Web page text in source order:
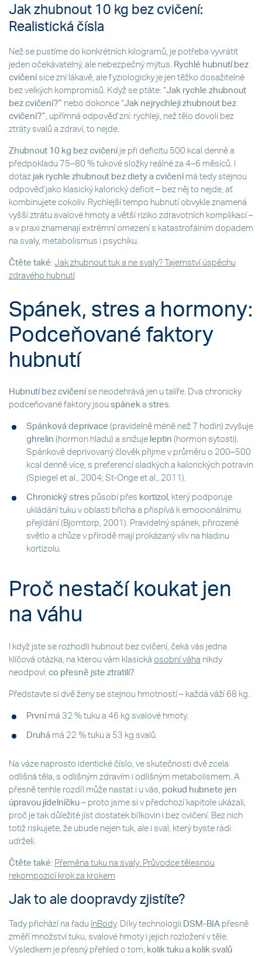
Jak zhubnout 10 kg bez cvičení:
Realistická čísla
Než se pustíme do konkrétních kilogramů, je potřeba vyvrátit
jeden očekávatelný, ale nebezpečný mýtus. Rychlé hubnutí bez
cvičení sice zní lákavě, ale fyziologicky je jen těžko dosažitelné
bez velkých kompromisů. Když se ptáte: “Jak rychle zhubnout
bez cvičení?” nebo dokonce “Jak nejrychleji zhubnout bez
cvičení?” , upřímná odpověď zní: rychleji, než tělo dovolí bez
ztráty svalů a zdraví, to nejde.
Zhubnout 10 kg bez cvičení je při deficitu 500 kcal denně a
předpokladu 75–80 % tukové složky reálné za 4–6 měsíců. I
dotaz jak rychle zhubnout bez diety a cvičení má tedy stejnou
odpověď jako klasický kalorický deficit – bez něj to nejde, ať
kombinujete cokoliv. Rychlejší tempo hubnutí obvykle znamená
vyšší ztrátu svalové hmoty a větší riziko zdravotních komplikací –
a v praxi znamenají extrémní omezení s katastrofálním dopadem
na svaly, metabolismus i psychiku.
Čtěte také: Jak zhubnout tuk a ne svaly? Tajemství úspěchu
zdravého hubnutí
Spánek, stres a hormony:
Podceňované faktory
hubnutí
Hubnutí bez cvičení se neodehrává jen u talíře. Dva chronicky
podceňované faktory jsou spánek a stres.
Spánková deprivace (pravidelně méně než 7 hodin) zvyšuje
ghrelin (hormon hladu) a snižuje leptin (hormon sytosti).
Spánkově deprivovaný člověk přijme v průměru o 200–500
kcal denně více, s preferencí sladkých a kalorických potravin
(Spiegel et al., 2004; St-Onge et al., 2011).
Chronický stres působí přes kortizol , který podporuje
ukládání tuku v oblasti břicha a přispívá k emocionálnímu
přejídání (Bjorntorp, 2001). Pravidelný spánek, přirozené
světlo a chůze v přírodě mají prokázaný vliv na hladinu
kortizolu.
Proč nestačí koukat jen
na váhu
I když jste se rozhodli hubnout bez cvičení, čeká vás jedna
klíčová otázka, na kterou vám klasická osobní váha nikdy
neodpoví: co přesně jste ztratili?
Představte si dvě ženy se stejnou hmotností – každá váží 68 kg.
První má 32 % tuku a 46 kg svalové hmoty.
Druhá má 22 % tuku a 53 kg svalů.
Na váze naprosto identické číslo, ve skutečnosti dvě zcela
odlišná těla, s odlišným zdravím i odlišným metabolismem. A
přesně tenhle rozdíl může nastat i u vás, pokud hubnete jen
úpravou jídelníčku – proto jsme si v předchozí kapitole ukázali,
proč je tak důležité jíst dostatek bílkovin i bez cvičení. Bez nich
totiž riskujete, že ubude nejen tuk, ale i sval, který byste rádi
udrželi.
Čtěte také: Přeměna tuku na svaly: Průvodce tělesnou
rekompozicí krok za krokem
Jak to ale doopravdy zjistíte?
Tady přichází na řadu InBody. Díky technologii DSM-BIA přesně
změří množství tuku, svalové hmoty i jejich rozložení v těle.
Výsledkem je přesný přehled o tom, kolik tuku a kolik svalů